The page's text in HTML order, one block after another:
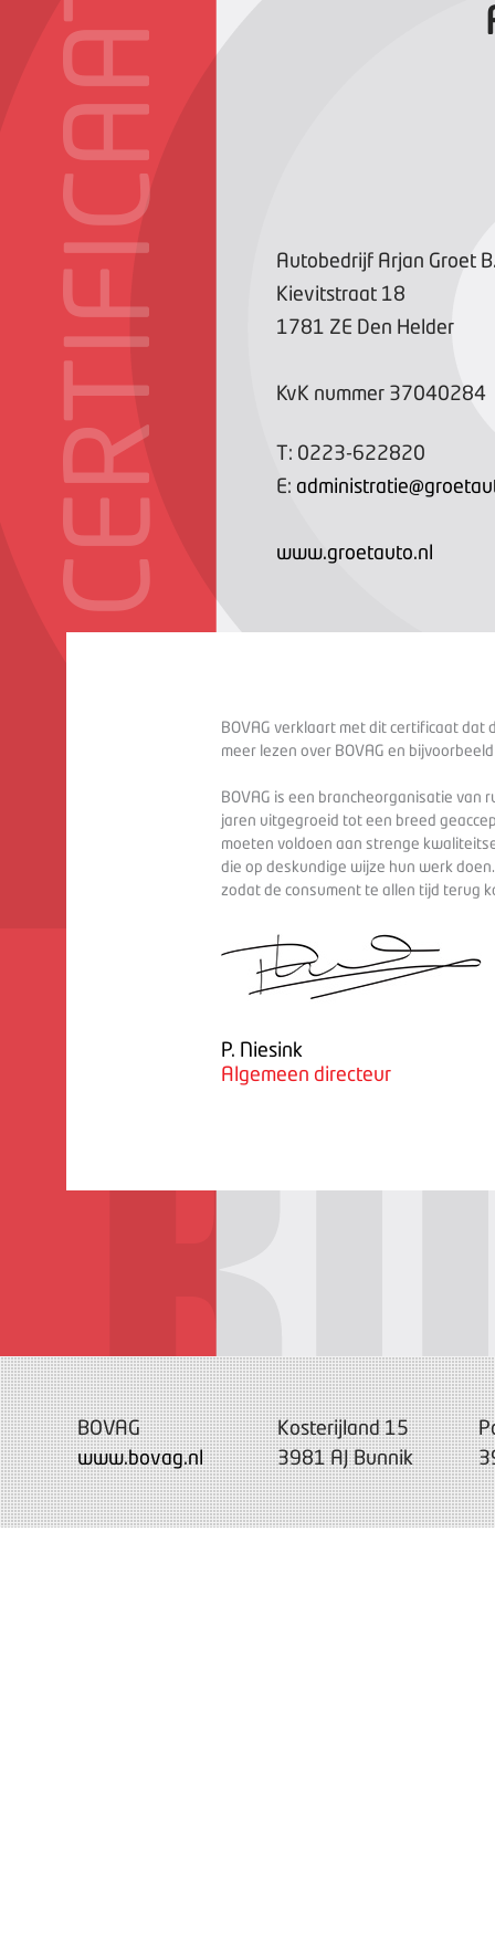
CERTIFICAAT
Autobedrijf Arjan Groet
Kievitstraat 18
1781 ZE Den Helder
KvK nummer 37040284
T: 0223-622820
E:
www.groetauto.nl
BOVAG verklaart met dit certificaat dat
meer lezen over BOVAG en
BOVAG is een brancheorganisatie van
jaren uitgegroeid tot een breed
moeten voldoen aan strenge
die op deskundige wijze hun werk
zodat de consument te allen tijd terug
P. Niesink
Algemeen directeur
BOVAG
www.bovag.nl
Kosterijland 15
3981 AJ Bunnik